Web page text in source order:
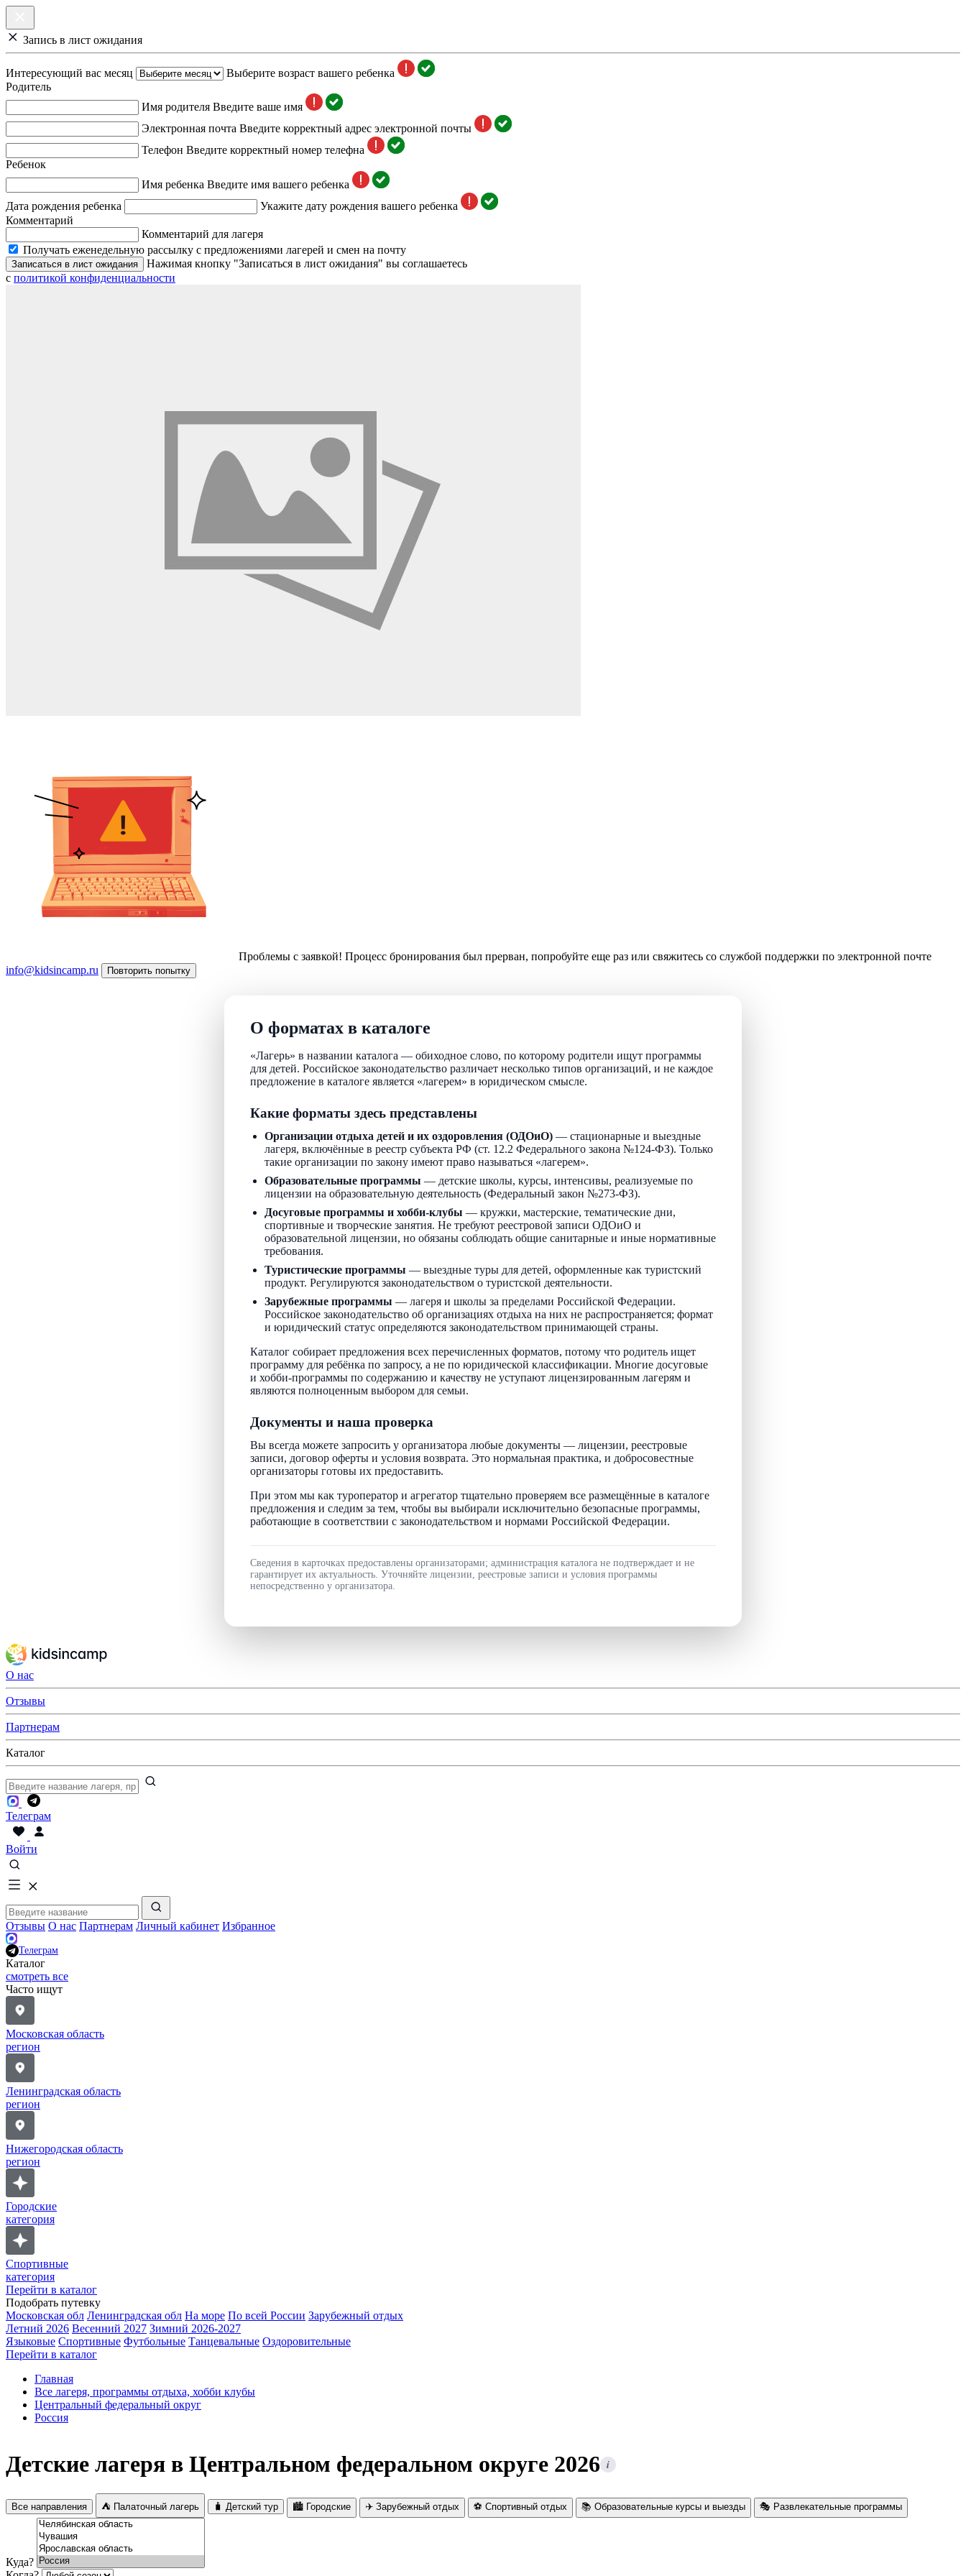
Запись в лист ожидания
Интересующий вас месяц
Выберите возраст вашего ребенка
Родитель
Имя родителя Введите ваше имя
Электронная почта Введите корректный адрес электронной почты
Телефон Введите корректный номер телефна
Ребенок
Имя ребенка Введите имя вашего ребенка
Дата рождения ребенка
Укажите дату рождения вашего ребенка
Комментарий
Комментарий для лагеря
Получать еженедельную рассылку с предложениями лагерей и смен на почту
Записаться в лист ожидания
Нажимая кнопку "Записаться в лист ожидания" вы соглашаетесь
с политикой конфиденциальности
Проблемы с заявкой! Процесс бронирования был прерван, попробуйте еще раз или свяжитесь со службой поддержки по электронной почте
info@kidsincamp.ru
Повторить попытку
О форматах в каталоге
«Лагерь» в названии каталога — обиходное слово, по которому родители ищут программы
для детей. Российское законодательство различает несколько типов организаций, и не каждое
предложение в каталоге является «лагерем» в юридическом смысле.
Какие форматы здесь представлены
Организации отдыха детей и их оздоровления (ОДОиО) — стационарные и выездные
лагеря, включённые в реестр субъекта РФ (ст. 12.2 Федерального закона №124-ФЗ). Только
такие организации по закону имеют право называться «лагерем».
Образовательные программы — детские школы, курсы, интенсивы, реализуемые по
лицензии на образовательную деятельность (Федеральный закон №273-ФЗ).
Досуговые программы и хобби-клубы — кружки, мастерские, тематические дни,
спортивные и творческие занятия. Не требуют реестровой записи ОДОиО и
образовательной лицензии, но обязаны соблюдать общие санитарные и иные нормативные
требования.
Туристические программы — выездные туры для детей, оформленные как туристский
продукт. Регулируются законодательством о туристской деятельности.
Зарубежные программы — лагеря и школы за пределами Российской Федерации.
Российское законодательство об организациях отдыха на них не распространяется; формат
и юридический статус определяются законодательством принимающей страны.
Каталог собирает предложения всех перечисленных форматов, потому что родитель ищет
программу для ребёнка по запросу, а не по юридической классификации. Многие досуговые
и хобби-программы по содержанию и качеству не уступают лицензированным лагерям и
являются полноценным выбором для семьи.
Документы и наша проверка
Вы всегда можете запросить у организатора любые документы — лицензии, реестровые
записи, договор оферты и условия возврата. Это нормальная практика, и добросовестные
организаторы готовы их предоставить.
При этом мы как туроператор и агрегатор тщательно проверяем все размещённые в каталоге
предложения и следим за тем, чтобы вы выбирали исключительно безопасные программы,
работающие в соответствии с законодательством и нормами Российской Федерации.
Сведения в карточках предоставлены организаторами; администрация каталога не подтверждает и не
гарантирует их актуальность. Уточняйте лицензии, реестровые записи и условия программы
непосредственно у организатора.
О нас
Отзывы
Партнерам
Каталог
Телеграм
Войти
Отзывы О нас Партнерам Личный кабинет Избранное
Телеграм
Каталог
смотреть все
Часто ищут
Московская область
регион
Ленинградская область
регион
Нижегородская область
регион
Городские
категория
Спортивные
категория
Перейти в каталог
Подобрать путевку
Московская обл Ленинградская обл На море По всей России Зарубежный отдых
Летний 2026 Весенний 2027 Зимний 2026-2027
Языковые Спортивные Футбольные Танцевальные Оздоровительные
Перейти в каталог
Главная
Все лагеря, программы отдыха, хобби клубы
Центральный федеральный округ
Россия
Детские лагеря в Центральном федеральном округе 2026 i
Все направления ⛺ Палаточный лагерь 🧳 Детский тур 🏙️ Городские ✈️ Зарубежный отдых ⚽ Спортивный отдых 📚 Образовательные курсы и выезды 🎭 Развлекательные программы
Куда?